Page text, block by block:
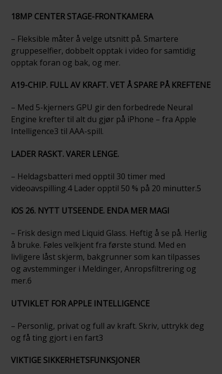
18MP CENTER STAGE-FRONTKAMERA
– Fleksible måter å velge utsnitt på. Smartere
gruppeselfier, dobbelt opptak i video for samtidig
opptak foran og bak, og mer.
A19-CHIP. FULL AV KRAFT. VET Å SPARE PÅ KREFTENE
– Med 5-kjerners GPU gir den forbedrede Neural
Engine krefter til alt du gjør på iPhone – fra Apple
Intelligence3 til AAA-spill.
LADER RASKT. VARER LENGE.
– Heldagsbatteri med opptil 30 timer med
videoavspilling.4 Lader opptil 50 % på 20 minutter.5
iOS 26. NYTT UTSEENDE. ENDA MER MAGI
– Frisk design med Liquid Glass. Heftig å se på. Herlig
å bruke. Føles velkjent fra første stund. Med en
livligere låst skjerm, bakgrunner som kan tilpasses
og avstemminger i Meldinger, Anropsfiltrering og
mer.6
UTVIKLET FOR APPLE INTELLIGENCE
– Personlig, privat og full av kraft. Skriv, uttrykk deg
og få ting gjort i en fart3
VIKTIGE SIKKERHETSFUNKSJONER